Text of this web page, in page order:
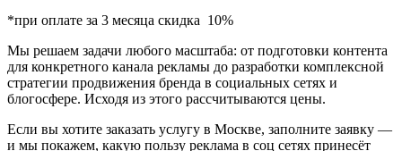
*при оплате за 3 месяца скидка 10%
Мы решаем задачи любого масштаба: от подготовки контента
для конкретного канала рекламы до разработки комплексной
стратегии продвижения бренда в социальных сетях и
блогосфере. Исходя из этого рассчитываются цены.
Если вы хотите заказать услугу в Москве, заполните заявку —
и мы покажем, какую пользу реклама в соц сетях принесёт